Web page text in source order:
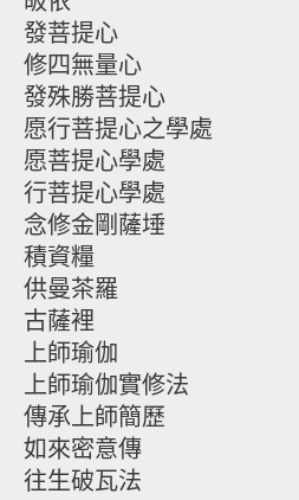
發菩提心
修四無量心
發殊勝菩提心
愿行菩提心之學處
愿菩提心學處
行菩提心學處
念修金剛薩埵
積資糧
供曼茶羅
古薩裡
上師瑜伽
上師瑜伽實修法
傳承上師簡歷
如來密意傳
往生破瓦法